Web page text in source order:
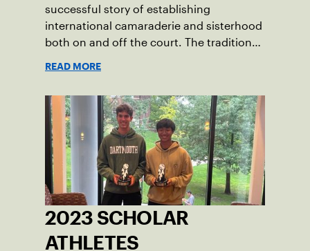
successful story of establishing
international camaraderie and sisterhood
both on and off the court. The tradition
with the New England Lawn Tennis
Association (NELTA), now USTA New
England. He contacted George Barta of
the Canadian senior division, and
together, they created the Friendship
Cup. In that year, players competed on
three courts at the Jay Peak Resort in
Vermont.
READ MORE
2023 SCHOLAR
ATHLETES